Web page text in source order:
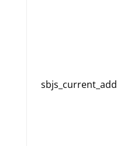
sbjs_current_add